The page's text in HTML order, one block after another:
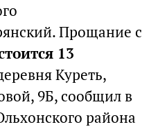
Прощание с
13
Куреть,
9Б, сообщил в
района